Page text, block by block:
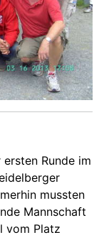
Runde im
mussten
Mannschaft
vom Platz